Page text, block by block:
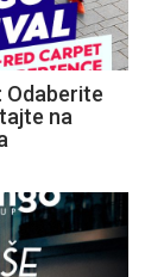
Odaberite
na